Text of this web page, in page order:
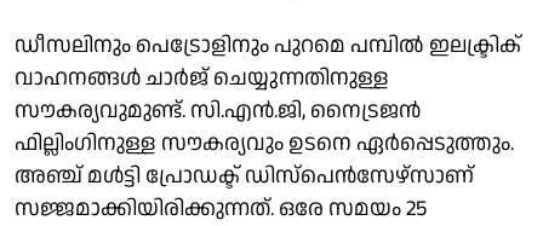
ഡീസലിനും പെട്രോളിനും പുറമെ പമ്പില്‍ ഇലക്ട്രിക്
വാഹനങ്ങള്‍ ചാര്‍ജ് ചെയ്യുന്നതിനുള്ള
സൗകര്യവുമുണ്ട്. സി.എന്‍.ജി, നൈട്രജന്‍
ഫില്ലിംഗിനുള്ള സൗകര്യവും ഉടനെ ഏര്‍പ്പെടുത്തും.
അഞ്ച് മള്‍ട്ടി പ്രോഡക്ട് ഡിസ്പെന്‍സേഴ്സാണ്
സജ്ജമാക്കിയിരിക്കുന്നത്. ഒരേ സമയം 25